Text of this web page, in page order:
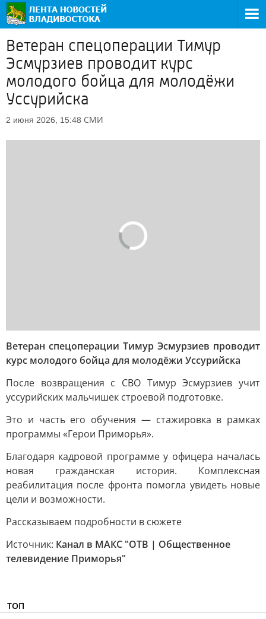
Ветеран спецоперации Тимур
Эсмурзиев проводит курс
молодого бойца для молодёжи
Уссурийска
2 июня 2026, 15:48 СМИ
Ветеран спецоперации Тимур Эсмурзиев проводит
курс молодого бойца для молодёжи Уссурийска
После возвращения с СВО Тимур Эсмурзиев учит
уссурийских мальчишек строевой подготовке.
Это и часть его обучения — стажировка в рамках
программы «Герои Приморья».
Благодаря кадровой программе у офицера началась
новая гражданская история. Комплексная
реабилитация после фронта помогла увидеть новые
цели и возможности.
Рассказываем подробности в сюжете
Источник: Канал в МАКС "ОТВ | Общественное
телевидение Приморья"
ТОП